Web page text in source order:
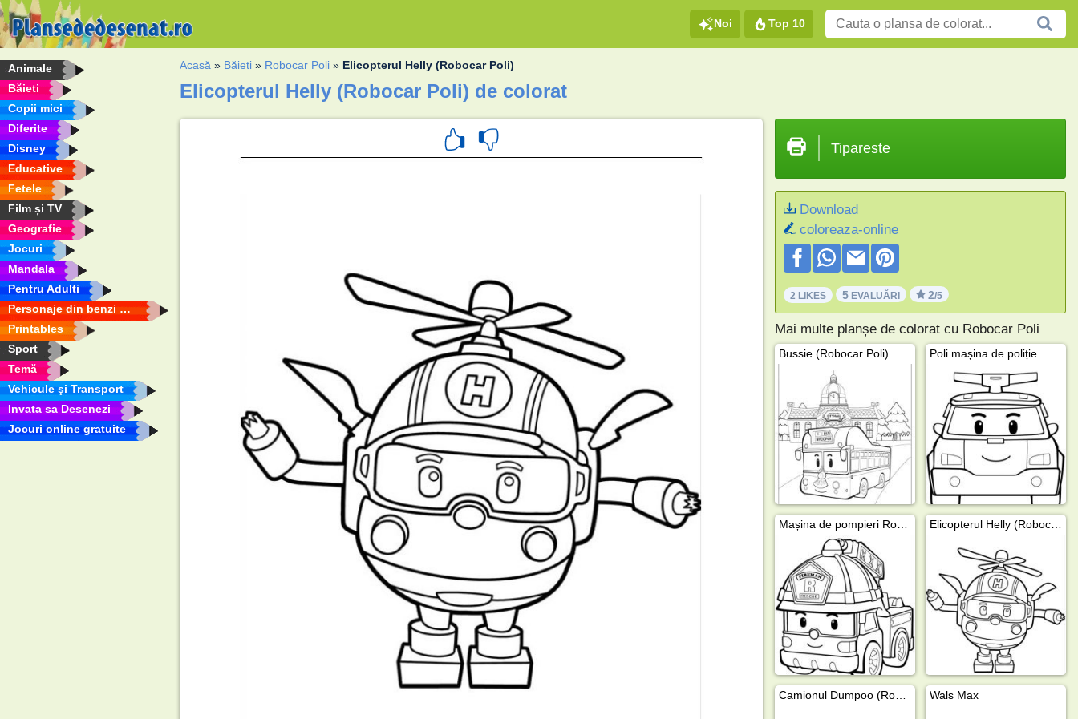
Noi Top 10
Animale
Băieti
Copii mici
Diferite
Disney
Educative
Fetele
Film și TV
Geografie
Jocuri
Mandala
Pentru Adulti
Personaje din benzi desenate
Printables
Sport
Temă
Vehicule şi Transport
Invata sa Desenezi
Jocuri online gratuite
Acasă » Băieti » Robocar Poli » Elicopterul Helly (Robocar Poli)
Elicopterul Helly (Robocar Poli) de colorat
Tipareste
Download
coloreaza-online
2 LIKES 5EVALUĂRI 2/5
Mai multe planșe de colorat cu Robocar Poli
Bussie (Robocar Poli) Poli mașina de poliție
Mașina de pompieri Roy (Robocar Poli) Elicopterul Helly (Robocar Poli)
Camionul Dumpoo (Robocar Poli) Wals Max